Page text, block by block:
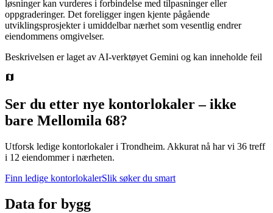
løsninger kan vurderes i forbindelse med tilpasninger eller
oppgraderinger. Det foreligger ingen kjente pågående
utviklingsprosjekter i umiddelbar nærhet som vesentlig endrer
eiendommens omgivelser.
Beskrivelsen er laget av AI-verktøyet Gemini og kan inneholde feil
Ser du etter nye kontorlokaler – ikke
bare Mellomila 68?
Utforsk ledige kontorlokaler i Trondheim. Akkurat nå har vi 36 treff
i 12 eiendommer i nærheten.
Finn ledige kontorlokalerSlik søker du smart
Data for bygg